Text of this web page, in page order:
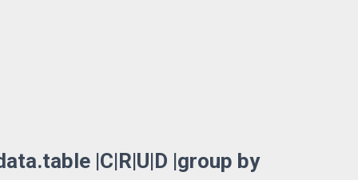
|C|R|U|D |group by